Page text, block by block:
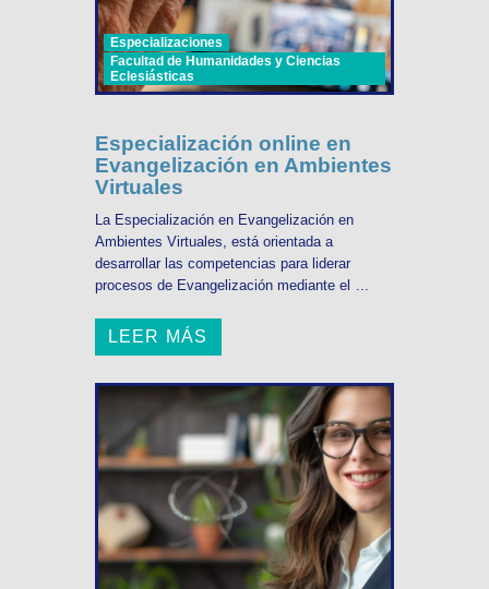
Especializaciones
Facultad de Humanidades y Ciencias
Eclesiásticas
Especialización online en
Evangelización en Ambientes
Virtuales
La Especialización en Evangelización en
Ambientes Virtuales, está orientada a
desarrollar las competencias para liderar
procesos de Evangelización mediante el ...
LEER MÁS